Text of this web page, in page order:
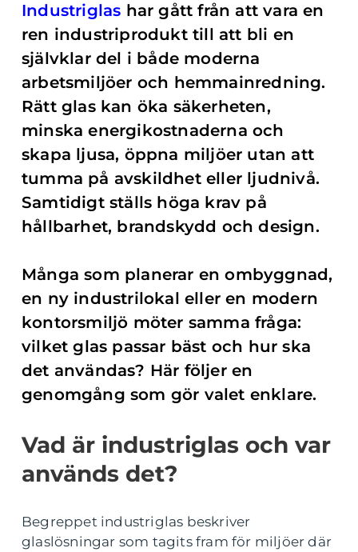
Industriglas har gått från att vara en
ren industriprodukt till att bli en
självklar del i både moderna
arbetsmiljöer och hemmainredning.
Rätt glas kan öka säkerheten,
minska energikostnaderna och
skapa ljusa, öppna miljöer utan att
tumma på avskildhet eller ljudnivå.
Samtidigt ställs höga krav på
hållbarhet, brandskydd och design.
Många som planerar en ombyggnad,
en ny industrilokal eller en modern
kontorsmiljö möter samma fråga:
vilket glas passar bäst och hur ska
det användas? Här följer en
genomgång som gör valet enklare.
Vad är industriglas och var
används det?
Begreppet industriglas beskriver
glaslösningar som tagits fram för miljöer där